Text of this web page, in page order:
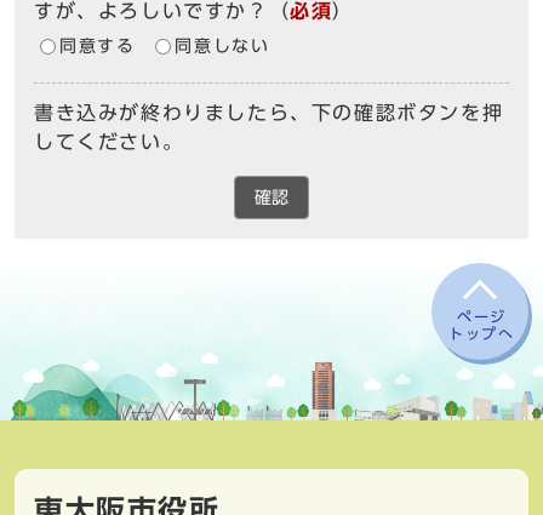
すが、よろしいですか？
（必須）
同意する 同意しない
書き込みが終わりましたら、下の確認ボタンを押
してください。
確認
ページ
トップへ